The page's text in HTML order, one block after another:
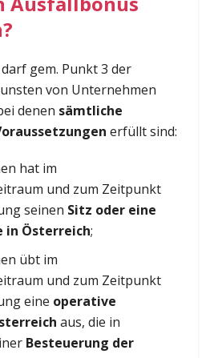
gem. Punkt 3 der
von Unternehmen
denen sämtliche
erfüllt sind:
hat im
und zum Zeitpunkt
seinen Sitz oder eine
Österreich;
übt im
und zum Zeitpunkt
eine operative
aus, die in
Besteuerung der